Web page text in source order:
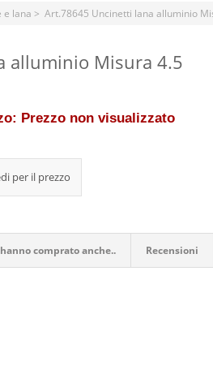
e lana > Art.78645 Uncinetti lana alluminio
alluminio Misura 4.5
Prezzo non visualizzato
per il prezzo
comprato anche.. Recensioni